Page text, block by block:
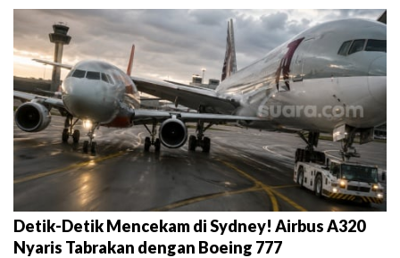
Detik-Detik Mencekam di Sydney! Airbus A320
Nyaris Tabrakan dengan Boeing 777